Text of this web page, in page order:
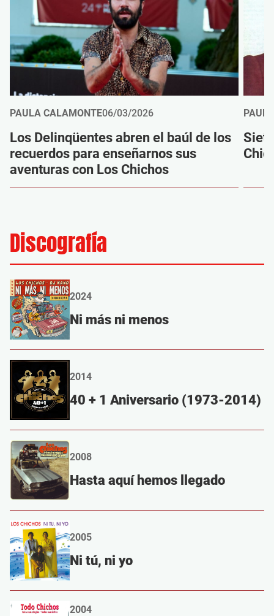
PAULA CALAMONTE06/03/2026
Los Delinqüentes abren el baúl de los
recuerdos para enseñarnos sus
aventuras con Los Chichos
Discografía
2024
Ni más ni menos
2014
40 + 1 Aniversario (1973-2014)
2008
Hasta aquí hemos llegado
2005
Ni tú, ni yo
2004